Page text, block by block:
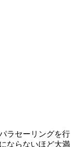
ラセーリングを行
ならないほど大満